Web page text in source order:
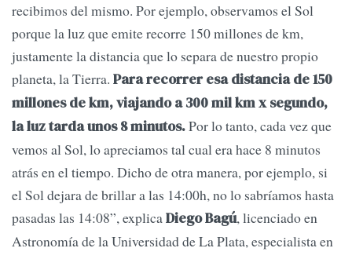
recibimos del mismo. Por ejemplo, observamos el Sol
porque la luz que emite recorre 150 millones de km,
justamente la distancia que lo separa de nuestro propio
planeta, la Tierra. Para recorrer esa distancia de 150
millones de km, viajando a 300 mil km x segundo,
la luz tarda unos 8 minutos.Por lo tanto, cada vez que
vemos al Sol, lo apreciamos tal cual era hace 8 minutos
atrás en el tiempo. Dicho de otra manera, por ejemplo, si
el Sol dejara de brillar a las 14:00h, no lo sabríamos hasta
pasadas las 14:08”, explicaDiego Bagú, licenciado en
Astronomía de la Universidad de La Plata, especialista en